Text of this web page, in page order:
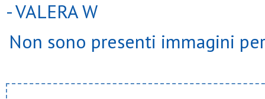
Non sono presenti immagini